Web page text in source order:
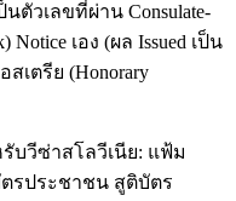
ตัวเลขที่ผ่าน Consulate-
Notice เอง (ผล Issued เป็น
สเตรีย (Honorary
บวีซ่าสโลวีเนีย: แฟ้ม
ตรประชาชน สูติบัตร